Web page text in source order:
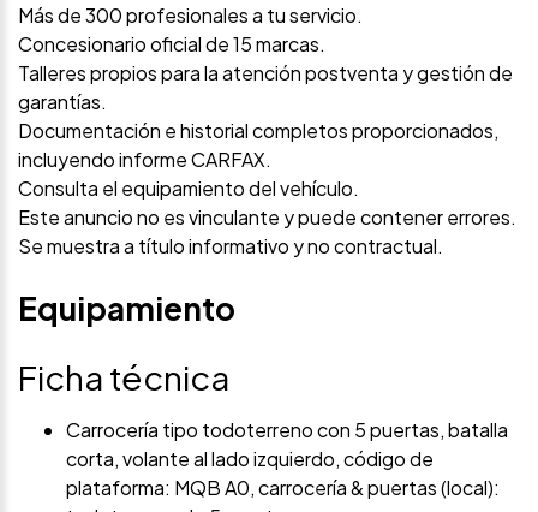
Más de 300 profesionales a tu servicio.
Concesionario oficial de 15 marcas.
Talleres propios para la atención postventa y gestión de
garantías.
Documentación e historial completos proporcionados,
incluyendo informe CARFAX.
Consulta el equipamiento del vehículo.
Este anuncio no es vinculante y puede contener errores.
Se muestra a título informativo y no contractual.
Equipamiento
Ficha técnica
Carrocería tipo todoterreno con 5 puertas, batalla
corta, volante al lado izquierdo, código de
plataforma: MQB A0, carrocería & puertas (local):